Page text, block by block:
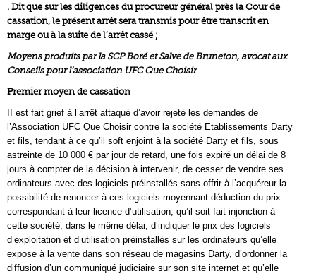
. Dit que sur les diligences du procureur général près la Cour de
cassation, le présent arrêt sera transmis pour être transcrit en
marge ou à la suite de l’arrêt cassé ;
Moyens produits par la SCP Boré et Salve de Bruneton, avocat aux
Conseils pour l’association UFC Que Choisir
Premier moyen de cassation
II est fait grief à l’arrêt attaqué d’avoir rejeté les demandes de
l’Association UFC Que Choisir contre la société Etablissements Darty
et fils, tendant à ce qu’il soft enjoint à la société Darty et fils, sous
astreinte de 10 000 € par jour de retard, une fois expiré un délai de 8
jours à compter de la décision à intervenir, de cesser de vendre ses
ordinateurs avec des logiciels préinstallés sans offrir à l’acquéreur la
possibilité de renoncer à ces logiciels moyennant déduction du prix
correspondant à leur licence d’utilisation, qu’il soit fait injonction à
cette société, dans le même délai, d’indiquer le prix des logiciels
d’exploitation et d’utilisation préinstallés sur les ordinateurs qu’elle
expose à la vente dans son réseau de magasins Darty, d’ordonner la
diffusion d’un communiqué judiciaire sur son site internet et qu’elle